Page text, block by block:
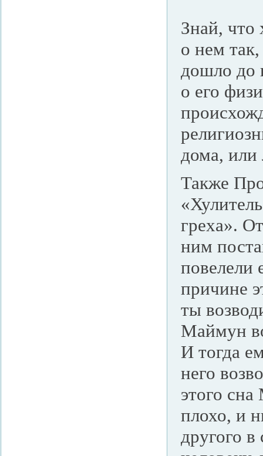
Знай, что
о нем
дошло до
о его
дома, или
Также
греха».
ним
повелели
причине
ты
Маймун
И тогда
него
этого
плохо, и
другого в